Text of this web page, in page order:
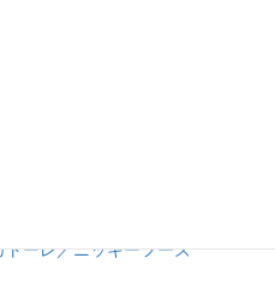
トーレ／ニッキーフーズ